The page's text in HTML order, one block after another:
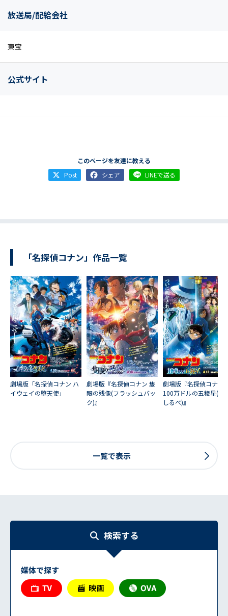
放送局/配給会社
東宝
公式サイト
このページを友達に教える
Post
シェア LINEで送る
「名探偵コナン」作品一覧
劇場版「名探偵コナン ハ
イウェイの堕天使」
劇場版『名探偵コナン 隻
眼の残像(フラッシュバッ
ク)』
劇場版『名探偵コナン
100万ドルの五稜星(み
しるべ)』
一覧で表示
検索する
媒体で探す